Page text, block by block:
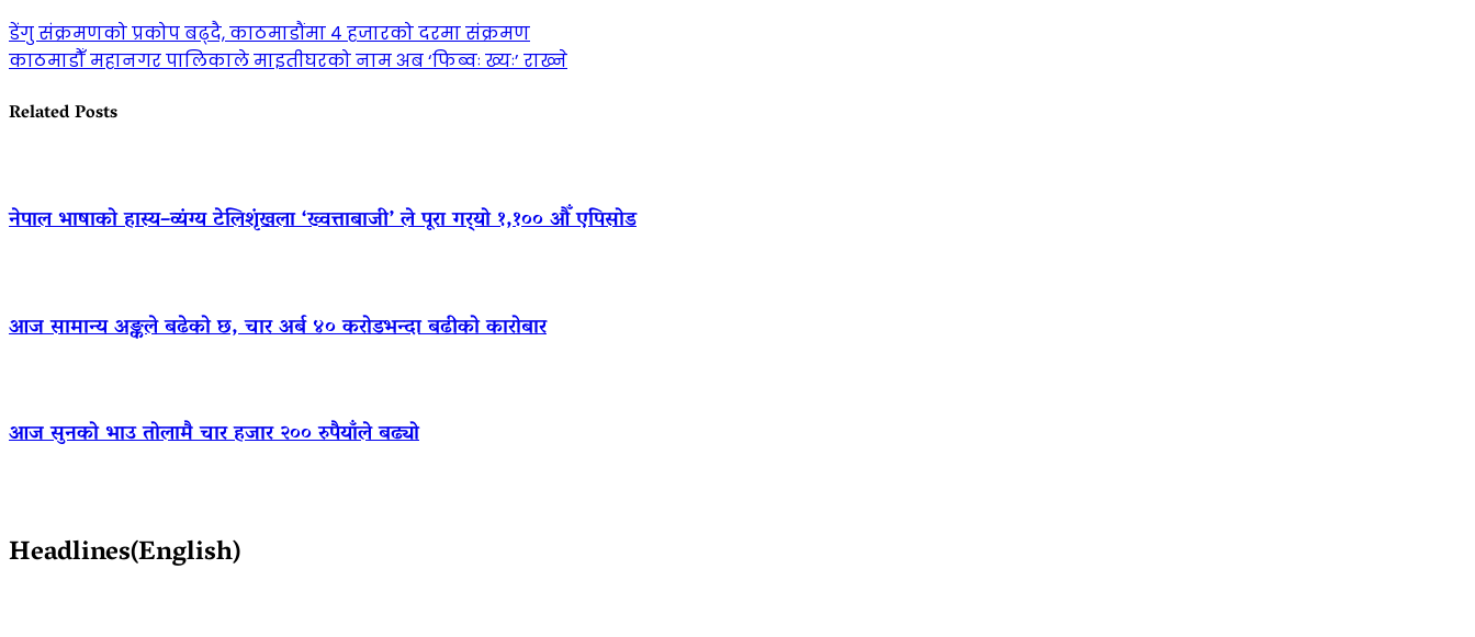
डेंगु संक्रमणको प्रकोप बढ्दै, काठमाडौंमा ४ हजारको दरमा संक्रमण
काठमाडौँ महानगर पालिकाले माइतीघरको नाम अब ‘फिब्वः ख्यः’ राख्ने
Related Posts
नेपाल भाषाको हास्य–व्यंग्य टेलिशृंखला ‘ख्वत्ताबाजी’ ले पूरा गर्‍यो १,१०० औँ एपिसोड
आज सामान्य अङ्कले बढेको छ, चार अर्ब ४० करोडभन्दा बढीको कारोबार
आज सुनको भाउ तोलामै चार हजार २०० रुपैयाँले बढ्यो
Headlines(English)